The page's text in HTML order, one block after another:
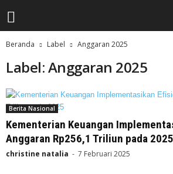
Beranda Label Anggaran 2025
Label: Anggaran 2025
Berita Nasional
Kementerian Keuangan
Anggaran Rp256,1 Triliun pada 2025
christine natalia - 7 Februari 2025